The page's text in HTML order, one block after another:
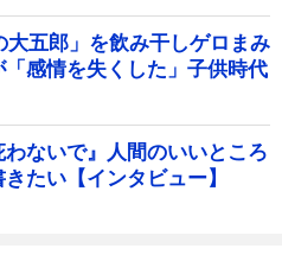
五郎」を飲み干しゲロまみ
感情を失くした」子供時代
ないで』人間のいいところ
たい【インタビュー】